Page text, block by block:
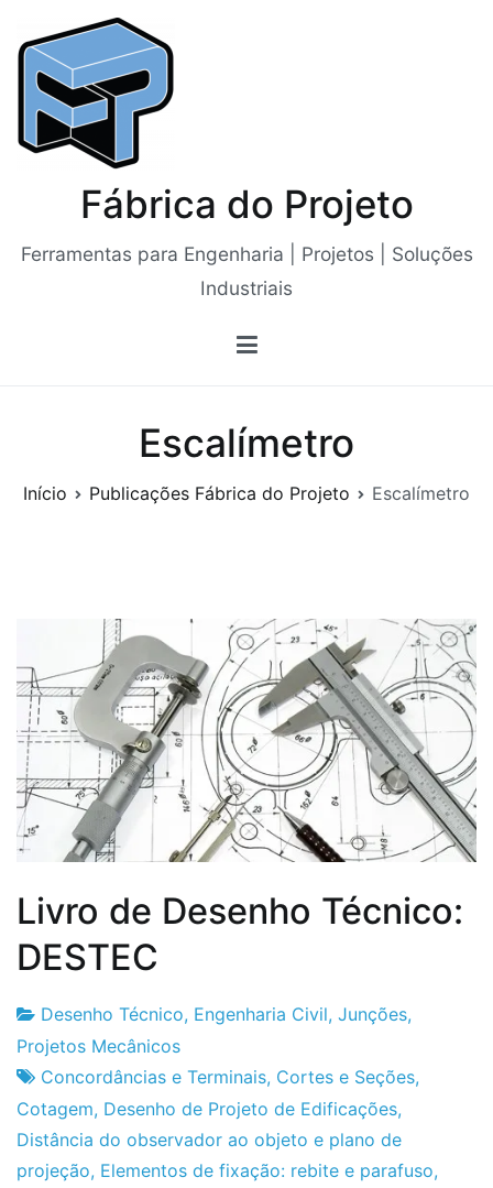
para
conteúdo
Fábrica do Projeto
Ferramentas para Engenharia | Projetos | Soluções
Industriais
Escalímetro
Início Publicações Fábrica do Projeto Escalímetro
Livro de Desenho Técnico:
DESTEC
Fabrica
do
Projeto
23
de
Janeiro
de
2012
Desenho Técnico, Engenharia Civil, Junções,
Projetos Mecânicos
Concordâncias e Terminais, Cortes e Seções,
Cotagem, Desenho de Projeto de Edificações,
Distância do observador ao objeto e plano de
projeção, Elementos de fixação: rebite e parafuso,